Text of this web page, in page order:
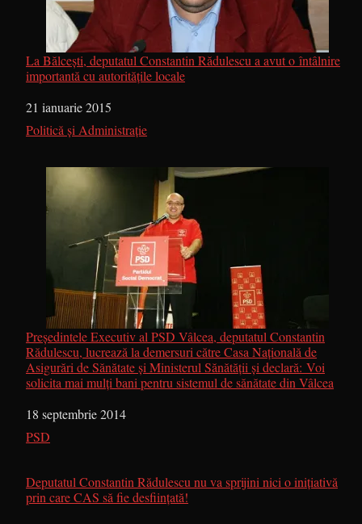
La Bălceşti, deputatul Constantin Rădulescu a avut o întâlnire
importantă cu autorităţile locale
Dată
21 ianuarie 2015
În legătură cu
Politică și Administrație
Preşedintele Executiv al PSD Vâlcea, deputatul Constantin
Rădulescu, lucrează la demersuri către Casa Naţională de
Asigurări de Sănătate şi Ministerul Sănătăţii şi declară: Voi
solicita mai mulţi bani pentru sistemul de sănătate din Vâlcea
Dată
18 septembrie 2014
În legătură cu
PSD
Deputatul Constantin Rădulescu nu va sprijini nici o iniţiativă
prin care CAS să fie desfiinţată!